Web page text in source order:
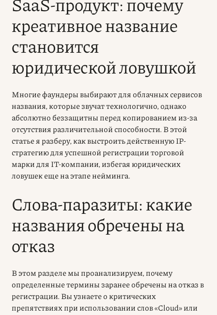
креативное название
становится
юридической ловушкой
Многие фаундеры выбирают для облачных сервисов
названия, которые звучат технологично, однако
абсолютно беззащитны перед копированием из-за
отсутствия различительной способности. В этой
статье я разберу, как выстроить действенную IP-
стратегию для успешной регистрации торговой
марки для IT-компании, избегая юридических
ловушек еще на этапе нейминга.
Слова-паразиты: какие
названия обречены на
отказ
В этом разделе мы проанализируем, почему
определенные термины заранее обречены на отказ в
регистрации. Вы узнаете о критических
препятствиях при использовании слов «Cloud» или